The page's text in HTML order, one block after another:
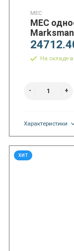
MEC
MEC
Marksman
На складе
Характеристики
ХИТ